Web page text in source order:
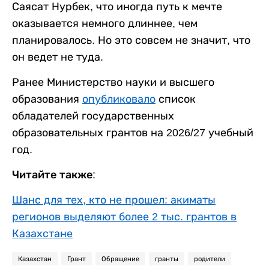
Саясат Нурбек, что иногда путь к мечте
оказывается немного длиннее, чем
планировалось. Но это совсем не значит, что
он ведет не туда.
Ранее Министерство науки и высшего
образования опубликовало список
обладателей государственных
образовательных грантов на 2026/27 учебный
год.
Читайте также:
Шанс для тех, кто не прошел: акиматы
регионов выделяют более 2 тыс. грантов в
Казахстане
Казахстан Грант Обращение гранты родители